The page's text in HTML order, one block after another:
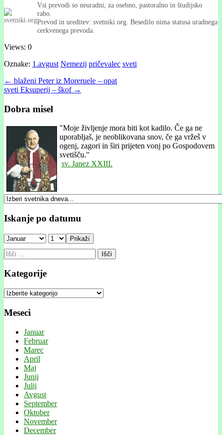
Vsi prevodi so neuradni, za osebno, pastoralno in študijsko
rabo.
Prevod in ureditev: svetniki.org. Besedilo nima statusa uradnega
cerkvenega prevoda.
Views: 0
Oznake: 1.avgust Nemezij pričevalec sveti
Post
navigation
← blaženi Peter iz Moreruele – opat
sveti Eksuperij – škof →
Dobra misel
"Moje življenje mora biti kot kadilo. Če ga ne
uporabljaš, je neoblikovana snov, če ga vržeš v
ogenj, zagori in širi prije­ten vonj po Gospodovem
svetišču."
sv. Janez XXIII.
Iskanje po datumu
Prikaži
Išči:
Kategorije
Kategorije
Meseci
Januar
Februar
Marec
April
Maj
Junij
Julij
Avgust
September
Oktober
November
December